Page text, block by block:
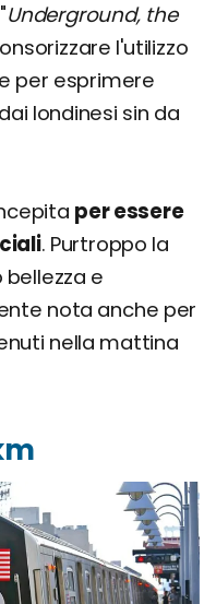
Underground, the
l'utilizzo
per esprimere
londinesi sin da
per essere
. Purtroppo la
e
nota anche per
nella mattina